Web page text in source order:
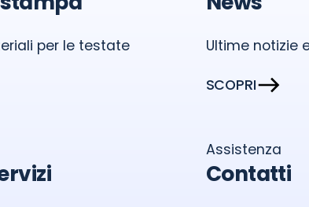
per le testate Ultime notizie
SCOPRI
Assistenza
Contatti